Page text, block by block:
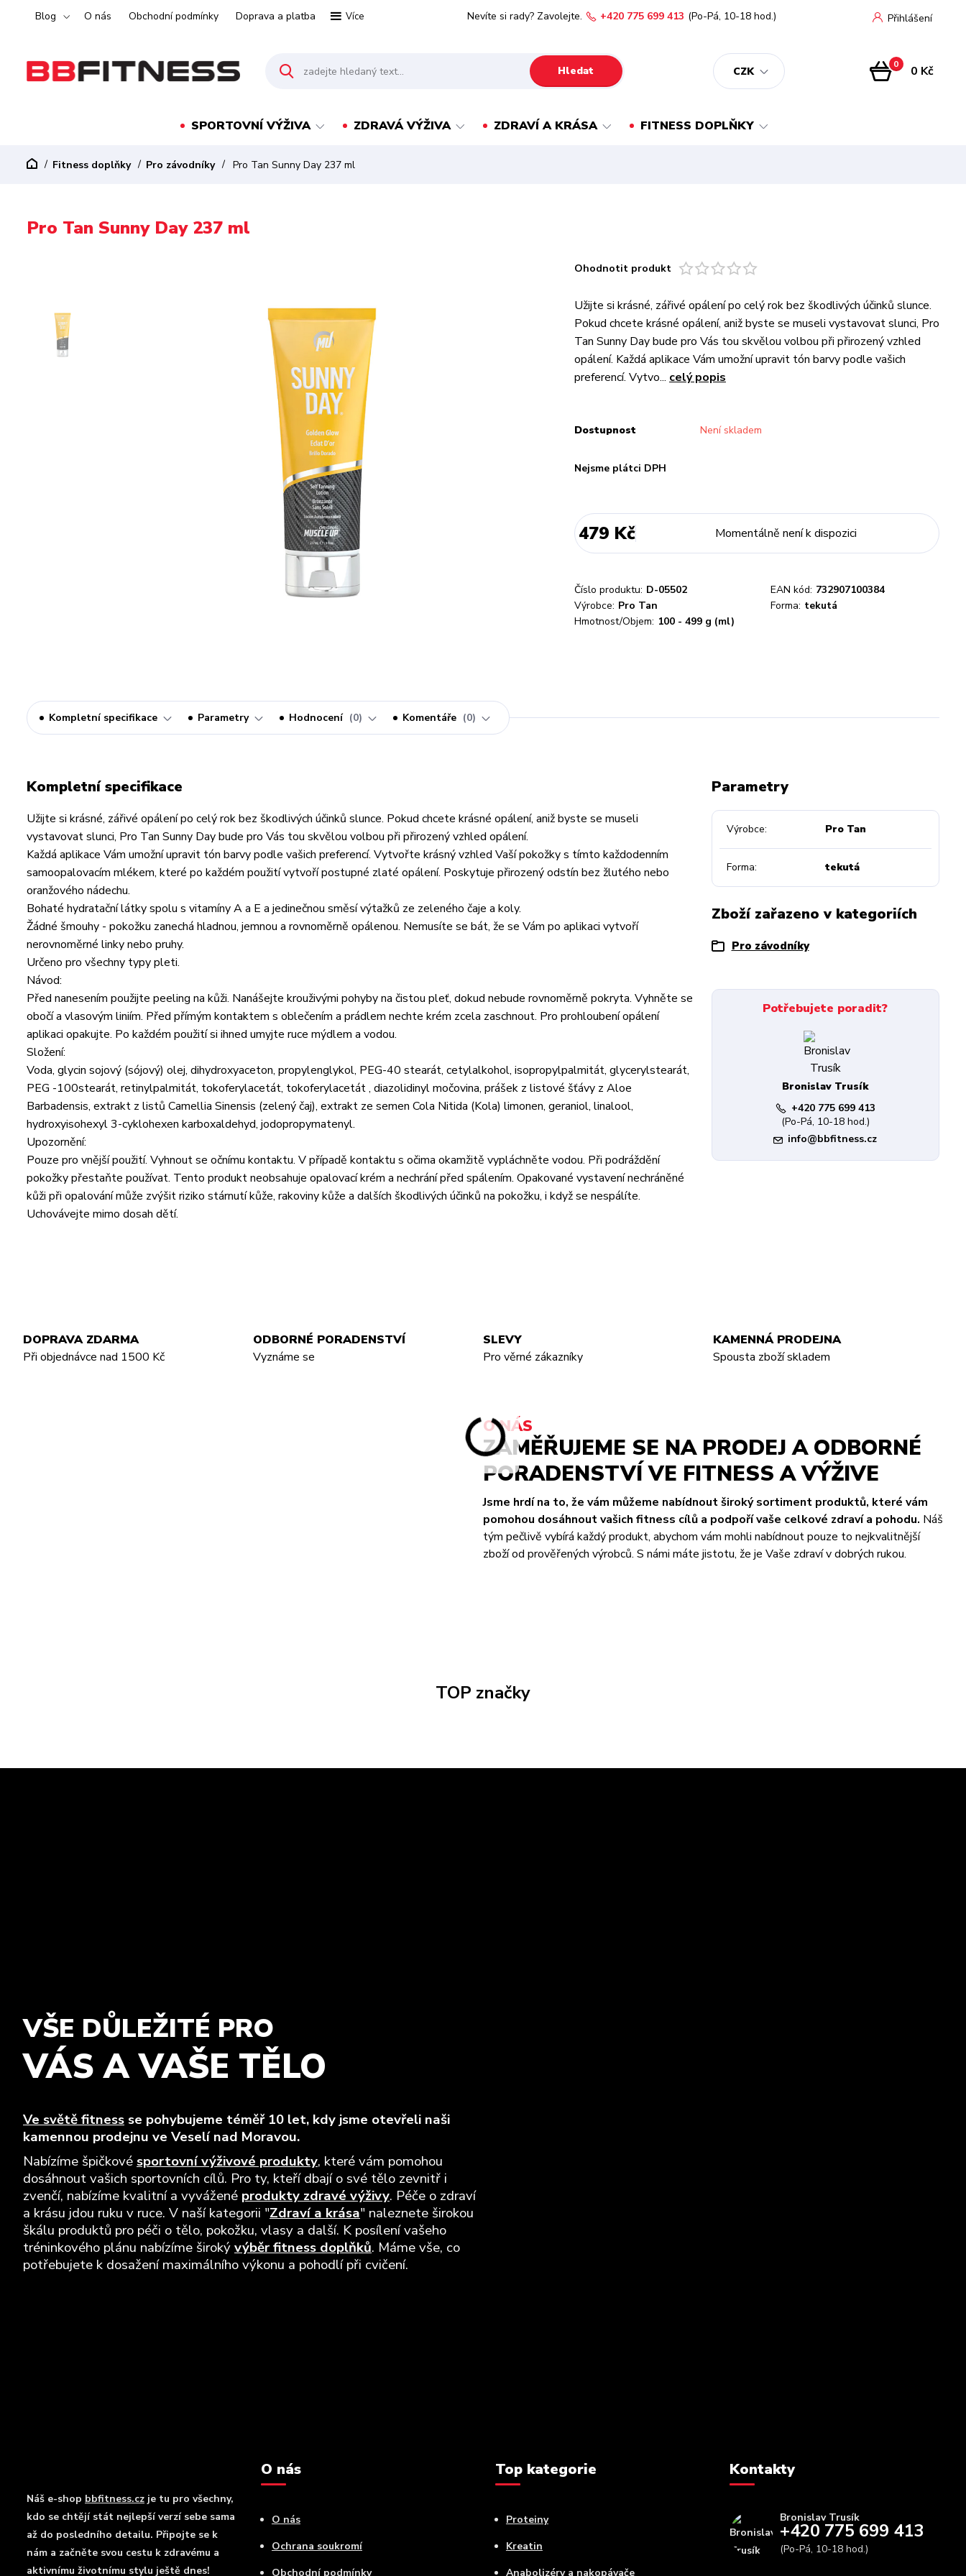
Blog O nás Obchodní podmínky Doprava a platba Více
CZK
Přihlášení
Hledat
Nevíte si rady? Zavolejte. +420 775 699 413 (Po-Pá, 10-18 hod.)
0 0 Kč
SPORTOVNÍ VÝŽIVA ZDRAVÁ VÝŽIVA ZDRAVÍ A KRÁSA FITNESS DOPLŇKY
Fitness doplňky Pro závodníky Pro Tan Sunny Day 237 ml
Pro Tan Sunny Day 237 ml
Ohodnotit produkt
Užijte si krásné, zářivé opálení po celý rok bez škodlivých účinků slunce.
Pokud chcete krásné opálení, aniž byste se museli vystavovat slunci, Pro
Tan Sunny Day bude pro Vás tou skvělou volbou při přirozený vzhled
opálení. Každá aplikace Vám umožní upravit tón barvy podle vašich
preferencí. Vytvo... celý popis
Dostupnost Není skladem
Nejsme plátci DPH
479 Kč Momentálně není k dispozici
Číslo produktu: D-05502 EAN kód: 732907100384
Výrobce: Pro Tan Forma: tekutá
Hmotnost/Objem: 100 - 499 g (ml)
Kompletní specifikace Parametry Hodnocení 0 Komentáře 0
Kompletní specifikace
Užijte si krásné, zářivé opálení po celý rok bez škodlivých účinků slunce. Pokud chcete krásné opálení, aniž byste se museli
vystavovat slunci, Pro Tan Sunny Day bude pro Vás tou skvělou volbou při přirozený vzhled opálení.
Každá aplikace Vám umožní upravit tón barvy podle vašich preferencí. Vytvořte krásný vzhled Vaší pokožky s tímto každodenním
samoopalovacím mlékem, které po každém použití vytvoří postupné zlaté opálení. Poskytuje přirozený odstín bez žlutého nebo
oranžového nádechu.
Bohaté hydratační látky spolu s vitamíny A a E a jedinečnou směsí výtažků ze zeleného čaje a koly.
Žádné šmouhy - pokožku zanechá hladnou, jemnou a rovnoměrně opálenou. Nemusíte se bát, že se Vám po aplikaci vytvoří
nerovnoměrné linky nebo pruhy.
Určeno pro všechny typy pleti.
Návod:
Před nanesením použijte peeling na kůži. Nanášejte krouživými pohyby na čistou pleť, dokud nebude rovnoměrně pokryta. Vyhněte se
obočí a vlasovým liniím. Před přímým kontaktem s oblečením a prádlem nechte krém zcela zaschnout. Pro prohloubení opálení
aplikaci opakujte. Po každém použití si ihned umyjte ruce mýdlem a vodou.
Složení:
Voda, glycin sojový (sójový) olej, dihydroxyaceton, propylenglykol, PEG-40 stearát, cetylalkohol, isopropylpalmitát, glycerylstearát,
PEG -100stearát, retinylpalmitát, tokoferylacetát, tokoferylacetát , diazolidinyl močovina, prášek z listové šťávy z Aloe
Barbadensis, extrakt z listů Camellia Sinensis (zelený čaj), extrakt ze semen Cola Nitida (Kola) limonen, geraniol, linalool,
hydroxyisohexyl 3-cyklohexen karboxaldehyd, jodopropymatenyl.
Upozornění:
Pouze pro vnější použití. Vyhnout se očnímu kontaktu. V případě kontaktu s očima okamžitě vypláchněte vodou. Při podráždění
pokožky přestaňte používat. Tento produkt neobsahuje opalovací krém a nechrání před spálením. Opakované vystavení nechráněné
kůži při opalování může zvýšit riziko stárnutí kůže, rakoviny kůže a dalších škodlivých účinků na pokožku, i když se nespálíte.
Uchovávejte mimo dosah dětí.
Parametry
Výrobce Pro Tan
Forma tekutá
Zboží zařazeno v kategoriích
Pro závodníky
Potřebujete poradit?
Bronislav Trusík
+420 775 699 413
(Po-Pá, 10-18 hod.)
info@bbfitness.cz
DOPRAVA ZDARMA
Při objednávce nad 1500 Kč
ODBORNÉ PORADENSTVÍ
Vyznáme se
SLEVY
Pro věrné zákazníky
KAMENNÁ PRODEJNA
Spousta zboží skladem
O NÁS
ZAMĚŘUJEME SE NA PRODEJ A ODBORNÉ
PORADENSTVÍ VE FITNESS A VÝŽIVE
Jsme hrdí na to, že vám můžeme nabídnout široký sortiment produktů, které vám
pomohou dosáhnout vašich fitness cílů a podpoří vaše celkové zdraví a pohodu. Náš
tým pečlivě vybírá každý produkt, abychom vám mohli nabídnout pouze to nejkvalitnější
zboží od prověřených výrobců. S námi máte jistotu, že je Vaše zdraví v dobrých rukou.
TOP značky
VŠE DŮLEŽITÉ PRO
VÁS A VAŠE TĚLO
Ve světě fitness se pohybujeme téměř 10 let, kdy jsme otevřeli naši
kamennou prodejnu ve Veselí nad Moravou.
Nabízíme špičkové sportovní výživové produkty, které vám pomohou
dosáhnout vašich sportovních cílů. Pro ty, kteří dbají o své tělo zevnitř i
zvenčí, nabízíme kvalitní a vyvážené produkty zdravé výživy. Péče o zdraví
a krásu jdou ruku v ruce. V naší kategorii "Zdraví a krása" naleznete širokou
škálu produktů pro péči o tělo, pokožku, vlasy a další. K posílení vašeho
tréninkového plánu nabízíme širokývýběr fitness doplňků. Máme vše, co
potřebujete k dosažení maximálního výkonu a pohodlí při cvičení.
Náš e-shop bbfitness.cz je tu pro všechny,
kdo se chtějí stát nejlepší verzí sebe sama
až do posledního detailu. Připojte se k
nám a začněte svou cestu k zdravému a
aktivnímu životnímu stylu ještě dnes!
O nás
O nás
Ochrana soukromí
Obchodní podmínky
Top kategorie
Proteiny
Kreatin
Anabolizéry a nakopávače
Kontakty
Bronislav Trusík
+420 775 699 413
(Po-Pá, 10-18 hod.)